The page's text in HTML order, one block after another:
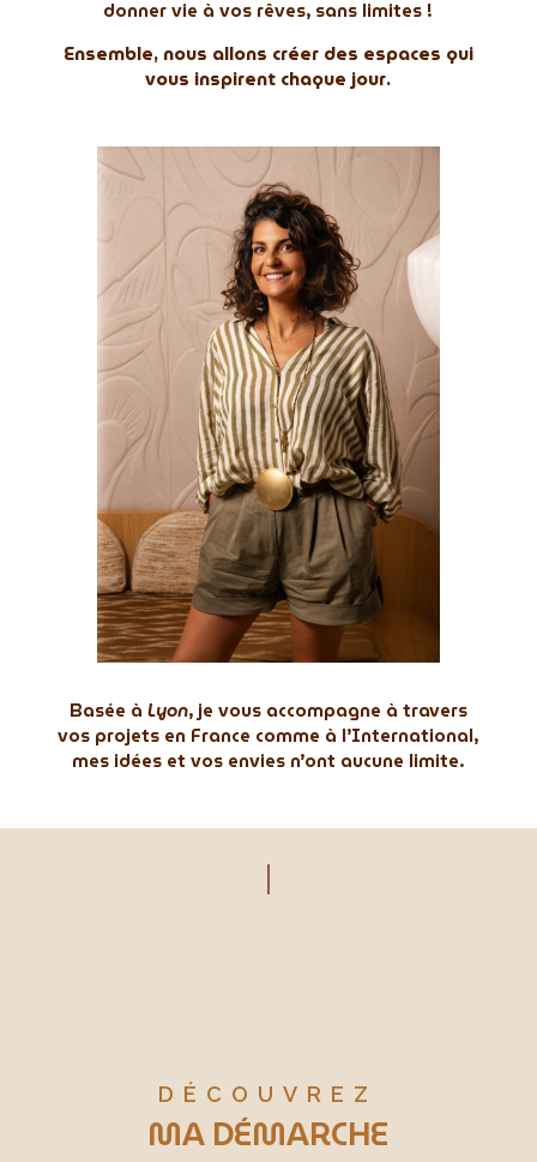
donner vie à vos rêves, sans limites !
Ensemble, nous allons créer des espaces qui
vous inspirent chaque jour.
Basée à Lyon, je vous accompagne à travers
vos projets en France comme à l’International,
mes idées et vos envies n’ont aucune limite.
DÉCOUVREZ
MA DÉMARCHE